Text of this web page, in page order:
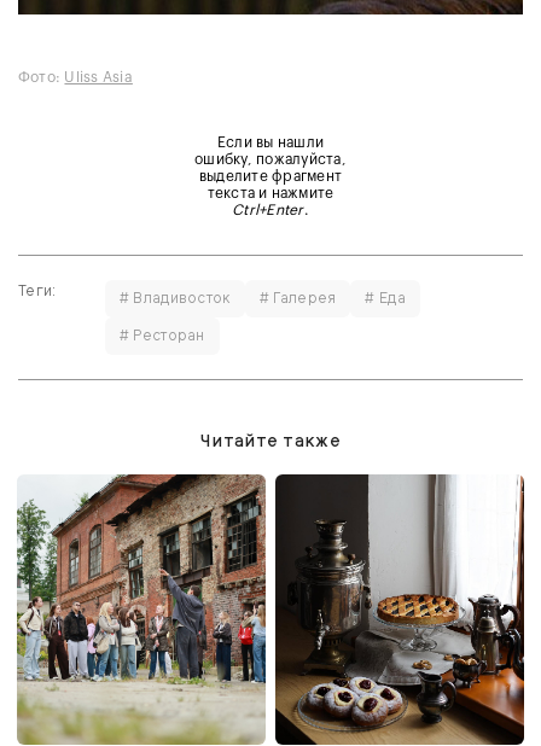
Фото: Uliss Asia
Если вы нашли
ошибку, пожалуйста,
выделите фрагмент
текста и нажмите
Ctrl+Enter.
Теги: # Владивосток # Галерея
# Еда
# Ресторан
Читайте также